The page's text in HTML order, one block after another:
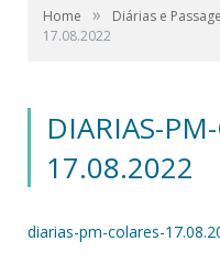
Home » Diárias e
17.08.2022
DIARIAS-
17.08.2022
diarias-pm-colares-